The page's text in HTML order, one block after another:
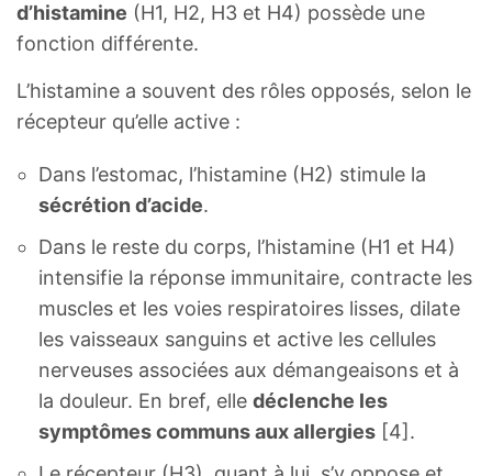
d’histamine (H1, H2, H3 et H4) possède une
fonction différente.
L’histamine a souvent des rôles opposés, selon le
récepteur qu’elle active :
Dans l’estomac, l’histamine (H2) stimule la
sécrétion d’acide.
Dans le reste du corps, l’histamine (H1 et H4)
intensifie la réponse immunitaire, contracte les
muscles et les voies respiratoires lisses, dilate
les vaisseaux sanguins et active les cellules
nerveuses associées aux démangeaisons et à
la douleur. En bref, elle déclenche les
symptômes communs aux allergies [4].